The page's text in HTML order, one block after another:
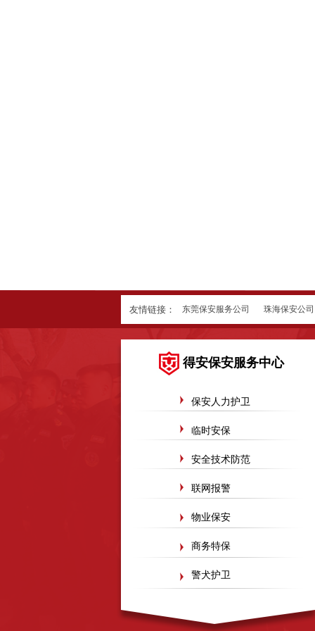
友情链接： 东莞保安服务公司 珠海保安公司
佛山市三水区保安服务公司 山东淄博千盛化工
得安保安服务中心
保安人力护卫
临时安保
安全技术防范
联网报警
物业保安
商务特保
警犬护卫